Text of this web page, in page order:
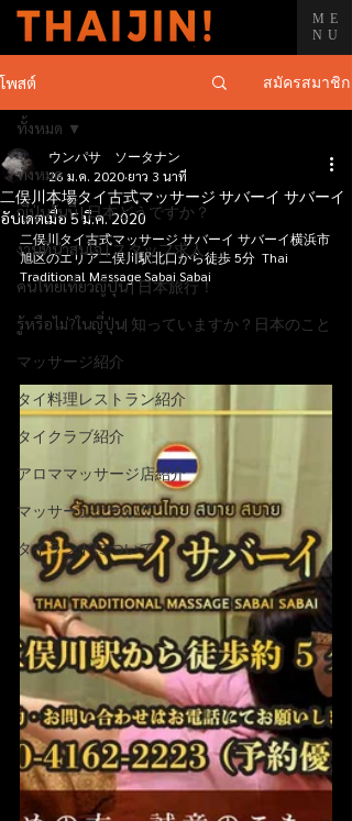
ME
NU
โพสต์ สมัครสมาชิก
ทั้งหมด
ญี่ปุ่นวันนี้ | 日本どうですか？
งานที่น่าสนใจ | スタッフ求人
คนไทยเที่ยวญี่ปุ่น | 日本旅行！
รู้หรือไม่?ในญี่ปุ่น| 知っていますか？日本のこと
マッサージ紹介
タイ料理レストラン紹介
タイクラブ紹介
アロママッサージ店紹介
マッサージについて
タイランドについて
ทั้งหมด
二俣川本場タイ古式マッサージ サバーイ サバーイ
ウンパサ ソータナン
26 ม.ค. 2020 ยาว 3 นาที
อัปเดตเมื่อ5 มี.ค. 2020
二俣川タイ古式マッサージ サバーイ サバーイ横浜市
旭区のエリア二俣川駅北口から徒歩 5分  Thai
Traditional Massage Sabai Sabai